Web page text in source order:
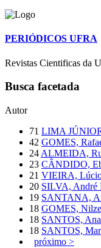
PERIÓDICOS UFRA
Revistas Cientificas da
Busca facetada
Autor
71 LIMA
42 GOMES,
24 ALMEIDA,
23 CÂNDIDO,
21 VIEIRA,
20 SILVA, André
19 SANTANA,
18 GOMES,
18 SANTOS,
18 SANTOS,
próximo >